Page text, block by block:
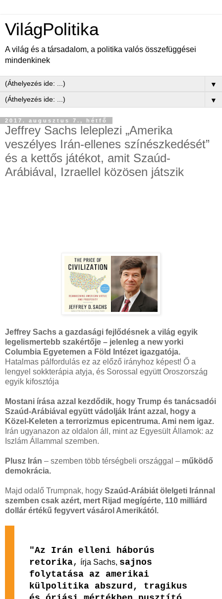
VilágPolitika
A világ és a társadalom, a politika valós összefüggései
mindenkinek
▼
▼
2017. augusztus 7., hétfő
Jeffrey Sachs leleplezi „Amerika
veszélyes Irán-ellenes színészkedését”
és a kettős játékot, amit Szaúd-
Arábiával, Izraellel közösen játszik
Jeffrey Sachs a gazdasági fejlődésnek a világ egyik
legelismertebb szakértője – jelenleg a new yorki
Columbia Egyetemen a Föld Intézet igazgatója.
Hatalmas pálfordulás ez az előző irányhoz képest! Ő a
lengyel sokkterápia atyja, és Sorossal együtt Oroszország
egyik kifosztója
Mostani írása azzal kezdődik, hogy Trump és tanácsadói
Szaúd-Arábiával együtt vádolják Iránt azzal, hogy a
Közel-Keleten a terrorizmus epicentruma. Ami nem igaz.
Irán ugyanazon az oldalon áll, mint az Egyesült Államok: az
Iszlám Állammal szemben.
Plusz Irán – szemben több térségbeli országgal – működő
demokrácia.
Majd odalő Trumpnak, hogy Szaúd-Arábiát ölelgeti Iránnal
szemben csak azért, mert Rijad megígérte, 110 milliárd
dollár értékű fegyvert vásárol Amerikától.
"Az Irán elleni háborús
retorika, írja Sachs, sajnos
folytatása az amerikai
külpolitika abszurd, tragikus